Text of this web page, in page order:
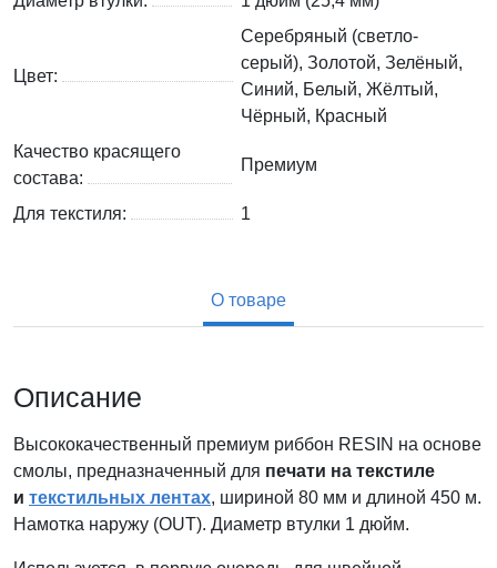
Цвет:
Серебряный (светло-
серый), Золотой, Зелёный,
Синий, Белый, Жёлтый,
Чёрный, Красный
Качество красящего
состава:
Премиум
Для текстиля: 1
О товаре
Описание
Высококачественный премиум риббон RESIN на основе
смолы, предназначенный для печати на текстиле
и текстильных лентах, шириной 80 мм и длиной 450 м.
Намотка наружу (OUT). Диаметр втулки 1 дюйм.